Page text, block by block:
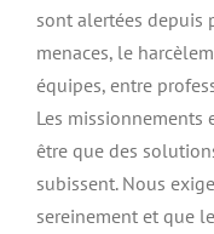
sont alertées depuis
menaces, le
équipes, entre
Les missionnements
être que des
subissent. Nous
sereinement et que